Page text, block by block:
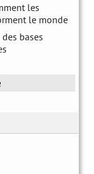
les
le monde
bases